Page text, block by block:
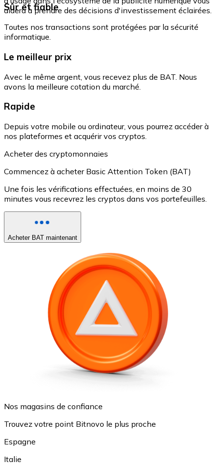
aidera à prendre des décisions d'investissement éclairées.
Sûr et fiable
Toutes nos transactions sont protégées par la sécurité
informatique.
Le meilleur prix
Avec le même argent, vous recevez plus de BAT. Nous
avons la meilleure cotation du marché.
Rapide
Depuis votre mobile ou ordinateur, vous pourrez accéder à
nos plateformes et acquérir vos cryptos.
Acheter des cryptomonnaies
Commencez à acheter Basic Attention Token (BAT)
Une fois les vérifications effectuées, en moins de 30
minutes vous recevrez les cryptos dans vos portefeuilles.
Acheter BAT maintenant
Nos magasins de confiance
Trouvez votre point Bitnovo le plus proche
Espagne
Italie